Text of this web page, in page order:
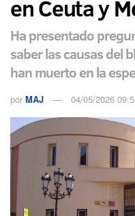
en Ceuta y
Ha presentado
saber las causas del
han muerto en la
por MAJ 04/05/2026